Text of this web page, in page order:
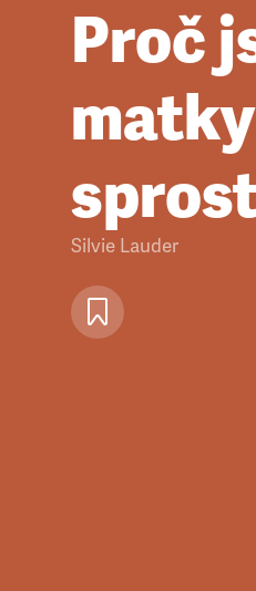
Proč
Silvie Lauder